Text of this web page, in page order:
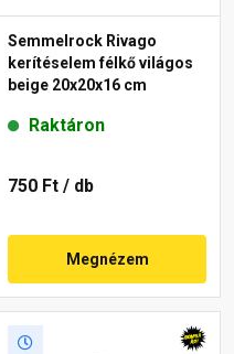
Semmelrock Rivago
kerítéselem félkő világos
beige 20x20x16 cm
Raktáron
750 Ft / db
Megnézem